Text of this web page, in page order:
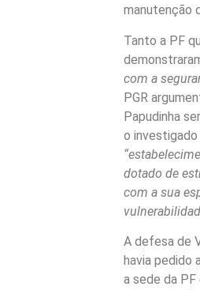
manutenção
Tanto a PF
com a
PGR
Papudinha
o investigado
dotado de
com a sua
A defesa de
havia pedido
a sede da PF